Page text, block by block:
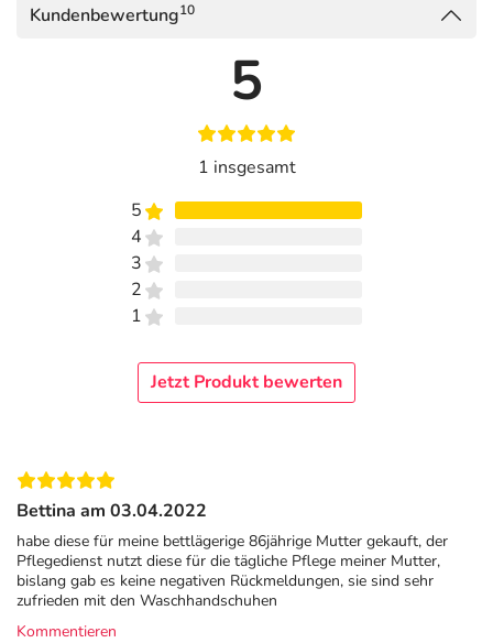
Kundenbewertung10
5
1 insgesamt
5
4
3
2
1
Jetzt Produkt bewerten
Bettina am 03.04.2022
habe diese für meine bettlägerige 86jährige Mutter gekauft, der
Pflegedienst nutzt diese für die tägliche Pflege meiner Mutter,
bislang gab es keine negativen Rückmeldungen, sie sind sehr
zufrieden mit den Waschhandschuhen
Kommentieren